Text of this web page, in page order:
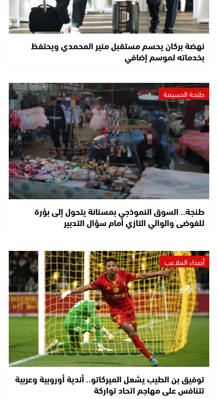
نهضة بركان يحسم مستقبل منير المحمدي ويحتفظ
بخدماته لموسم إضافي
طنجة الحسيمة
طنجة.. السوق النموذجي بمسنانة يتحول إلى بؤرة
للفوضى والوالي التازي أمام سؤال التدبير
أصداء الملاعب
توفيق بن الطيب يشعل الميركاتو.. أندية أوروبية وعربية
تتنافس على مهاجم اتحاد تواركة